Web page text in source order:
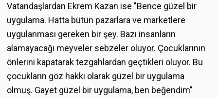
Vatandaşlardan Ekrem Kazan ise "Bence güzel bir
uygulama. Hatta bütün pazarlara ve marketlere
uygulanması gereken bir şey. Bazı insanların
alamayacağı meyveler sebzeler oluyor. Çocuklarının
önlerini kapatarak tezgahlardan geçtikleri oluyor. Bu
çocukların göz hakkı olarak güzel bir uygulama
olmuş. Gayet güzel bir uygulama, ben beğendim"